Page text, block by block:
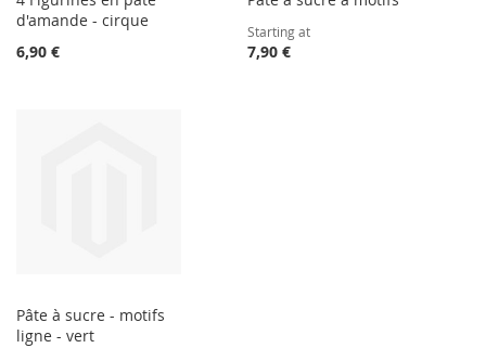
d'amande - cirque
6,90 €
Starting at
7,90 €
Pâte à sucre - motifs
ligne - vert